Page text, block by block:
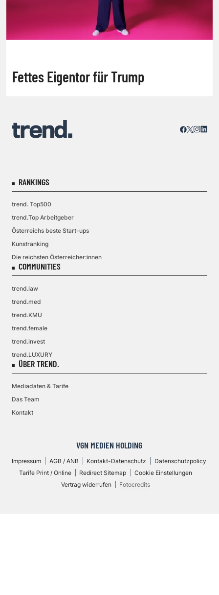
Fettes Eigentor für Trump
RANKINGS
trend. Top500
trend.Top Arbeitgeber
Österreichs beste Start-ups
Kunstranking
Die reichsten Österreicher:innen
COMMUNITIES
trend.law
trend.med
trend.KMU
trend.female
trend.invest
trend.LUXURY
ÜBER TREND.
Mediadaten & Tarife
Das Team
Kontakt
VGN MEDIEN HOLDING
Impressum AGB / ANB Kontakt-Datenschutz
Datenschutzpolicy
Tarife Print / Online
Redirect Sitemap
Cookie Einstellungen
Vertrag widerrufen
Fotocredits